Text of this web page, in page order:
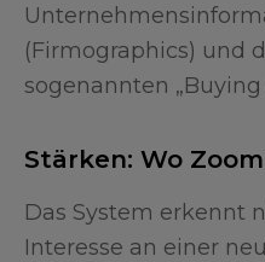
(Firmographics) und
sogenannten „Buying
Stärken: Wo
Das System erkennt
Interesse an einer